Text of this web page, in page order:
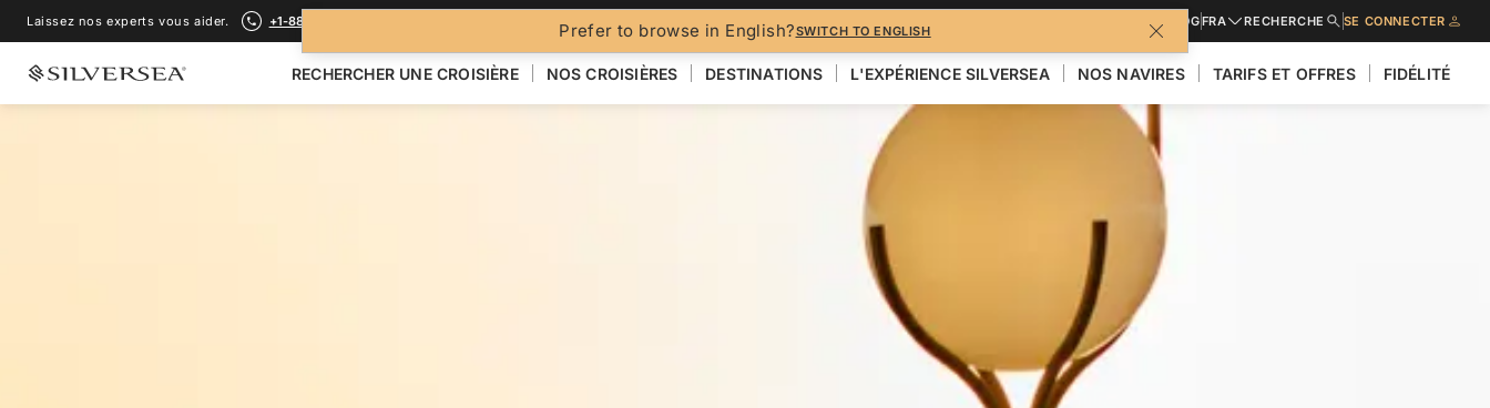
Prefer to browse in English?SWITCH TO ENGLISH
Laissez nos experts vous aider. +1-888-978-4070 BLOGFRA RECHERCHE SE CONNECTER
RECHERCHER UNE CROISIÈRE NOS CROISIÈRES DESTINATIONS L'EXPÉRIENCE SILVERSEA NOS NAVIRES TARIFS ET OFFRES FIDÉLITÉ